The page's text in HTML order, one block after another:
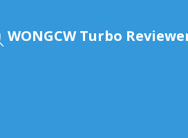
WONGCW Turbo